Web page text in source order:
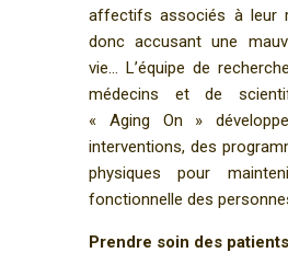
affectifs associés à leur
donc accusant une
vie… L’équipe de
médecins et de
« Aging On »
interventions, des
physiques pour
fonctionnelle des
Prendre soin des